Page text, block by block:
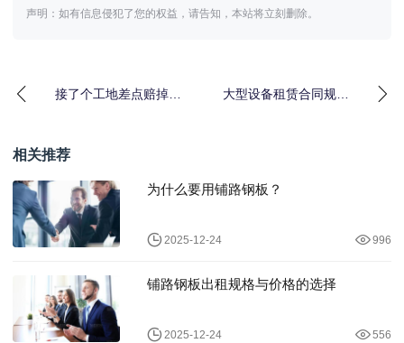
声明：如有信息侵犯了您的权益，请告知，本站将立刻删除。
接了个工地差点赔掉一
大型设备租赁合同规
相关推荐
为什么要用铺路钢板？
2025-12-24 996
铺路钢板出租规格与价格的选择
2025-12-24 556